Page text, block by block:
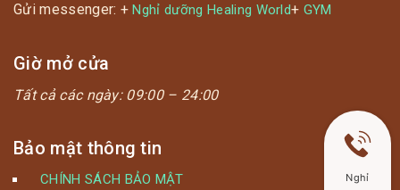
Gửi messenger: +Nghỉ dưỡng Healing World+ GYM
Giờ mở cửa
Tất cả các ngày: 09:00 – 24:00
Bảo mật thông tin
CHÍNH SÁCH BẢO MẬT
Nghỉ